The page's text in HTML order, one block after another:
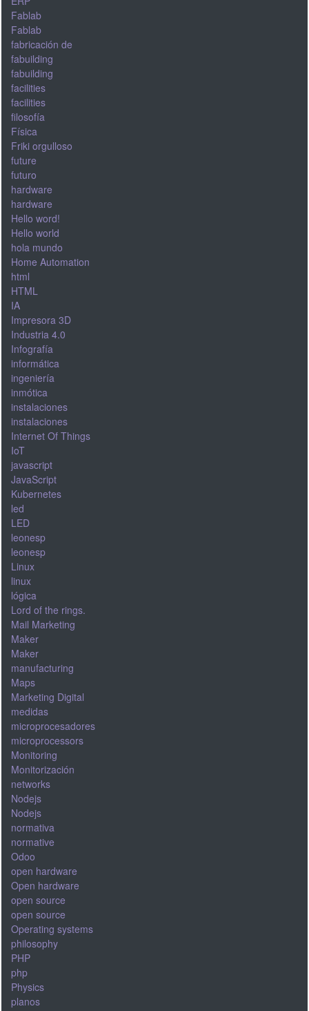
Fablab
Fablab
fabricación de
fabuilding
fabuilding
facilities
facilities
filosofía
Física
Friki orgulloso
future
futuro
hardware
hardware
Hello word!
Hello world
hola mundo
Home Automation
html
HTML
IA
Impresora 3D
Industria 4.0
Infografía
informática
ingeniería
inmótica
instalaciones
instalaciones
Internet Of Things
IoT
javascript
JavaScript
Kubernetes
led
LED
leonesp
leonesp
Linux
linux
lógica
Lord of the rings.
Mail Marketing
Maker
Maker
manufacturing
Maps
Marketing Digital
medidas
microprocesadores
microprocessors
Monitoring
Monitorización
networks
Nodejs
Nodejs
normativa
normative
Odoo
open hardware
Open hardware
open source
open source
Operating systems
philosophy
PHP
php
Physics
planos